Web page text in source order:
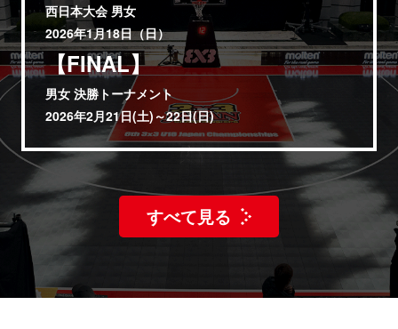
西日本大会 男女
2026年1月18日（日）
【FINAL】
男女 決勝トーナメント
2026年2月21日(土)～22日(日)
すべて見る